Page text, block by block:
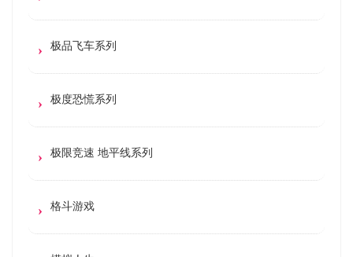
极品飞车系列
极度恐慌系列
极限竞速 地平线系列
格斗游戏